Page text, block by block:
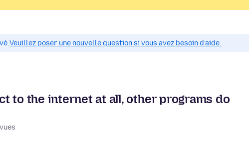
Veuillez poser une nouvelle question si vous avez besoin d’aide.
to the internet at all, other programs do
vues